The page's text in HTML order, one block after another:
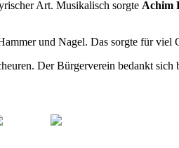
Art. Musikalisch sorgte Achim
und Nagel. Das sorgte für viel
Der Bürgerverein bedankt